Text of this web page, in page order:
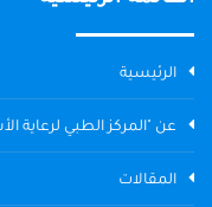
الرئيسية
عن "المركز الطبي لرعاية
المقالات